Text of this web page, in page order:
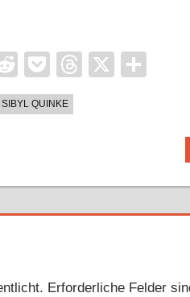
RedditPocketThreads
X
SIBYL QUINKE
Erforderliche Felder